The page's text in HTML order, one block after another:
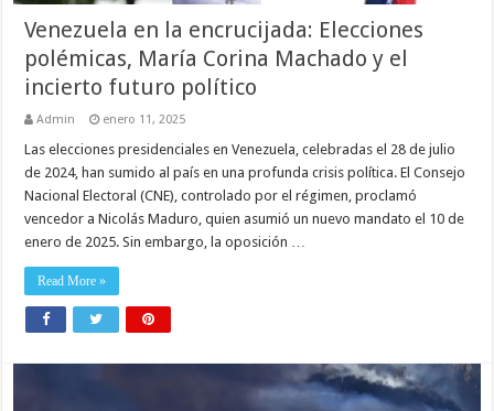
Venezuela en la encrucijada: Elecciones
polémicas, María Corina Machado y el
incierto futuro político
Admin enero 11, 2025
Las elecciones presidenciales en Venezuela, celebradas el 28 de julio
de 2024, han sumido al país en una profunda crisis política. El Consejo
Nacional Electoral (CNE), controlado por el régimen, proclamó
vencedor a Nicolás Maduro, quien asumió un nuevo mandato el 10 de
enero de 2025. Sin embargo, la oposición …
Read More »